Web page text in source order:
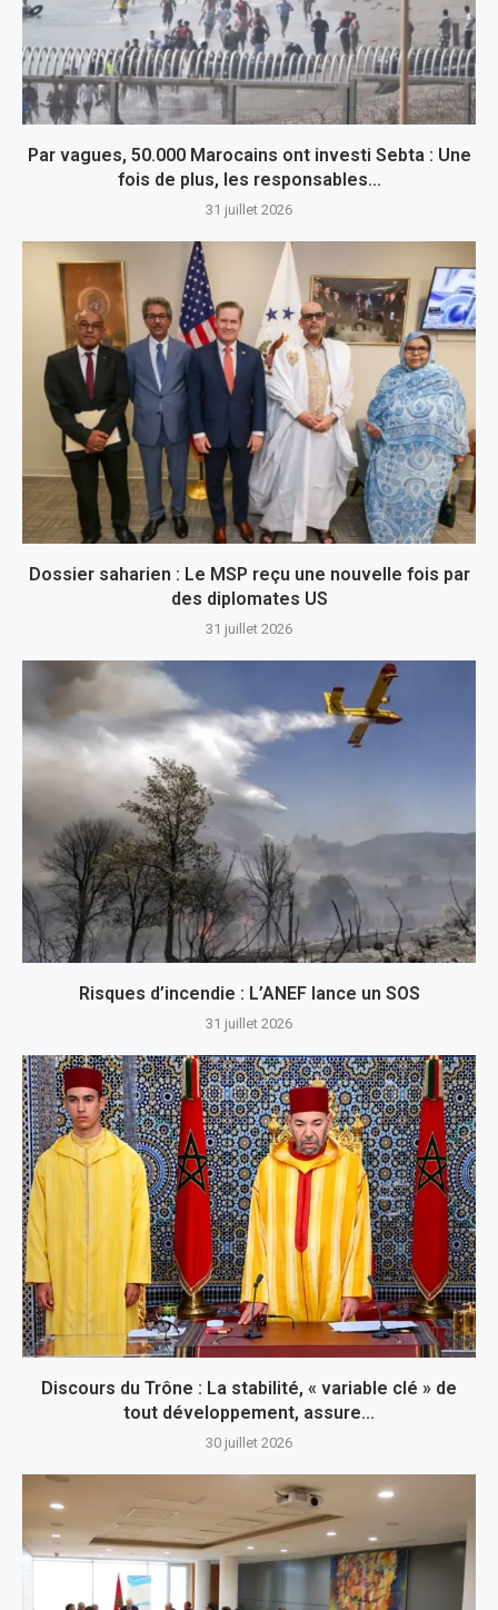
Par vagues, 50.000 Marocains ont investi Sebta : Une
fois de plus, les responsables...
31 juillet 2026
Dossier saharien : Le MSP reçu une nouvelle fois par
des diplomates US
31 juillet 2026
Risques d’incendie : L’ANEF lance un SOS
31 juillet 2026
Discours du Trône : La stabilité, « variable clé » de
tout développement, assure...
30 juillet 2026